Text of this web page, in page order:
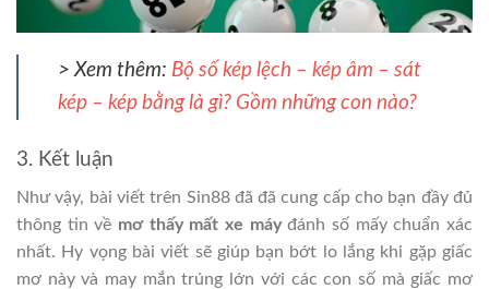
> Xem thêm: Bộ số kép lệch – kép âm – sát
kép – kép bằng là gì? Gồm những con nào?
3. Kết luận
Như vậy, bài viết trên Sin88 đã đã cung cấp cho bạn đầy đủ
thông tin về mơ thấy mất xe máyđánh số mấy chuẩn xác
nhất. Hy vọng bài viết sẽ giúp bạn bớt lo lắng khi gặp giấc
mơ này và may mắn trúng lớn với các con số mà giấc mơ